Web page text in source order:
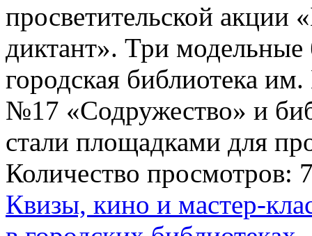
просветительской акции
диктант». Три модельные
городская библиотека
№17 «Содружество» и
стали площадками для
Количество просмотров:
Квизы, кино и мастер-